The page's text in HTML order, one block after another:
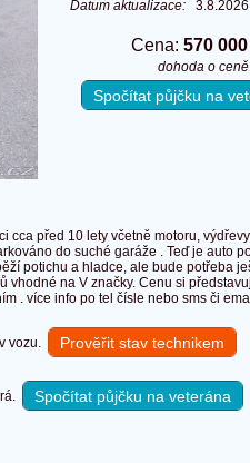
Datum aktualizace:
3.8.2026
Cena: 570
dohoda o ceně
Spočítat půjčku na
cca před 10 lety včetně motoru,
do suché garáže . Teď je auto
potichu a hladce, ale bude potřeba
vhodné na V značky. Cenu si
. více info po tel čísle nebo sms či
vozu. Prověřit stav technikem
Spočítat půjčku na veterána